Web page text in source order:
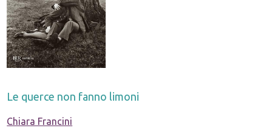
Le querce non fanno limoni
Chiara Francini